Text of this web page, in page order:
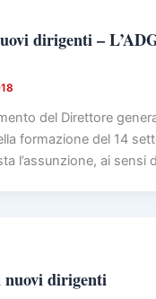
dirigenti –
del Direttore
formazione del 14
l’assunzione, ai sensi
nuovi dirigenti